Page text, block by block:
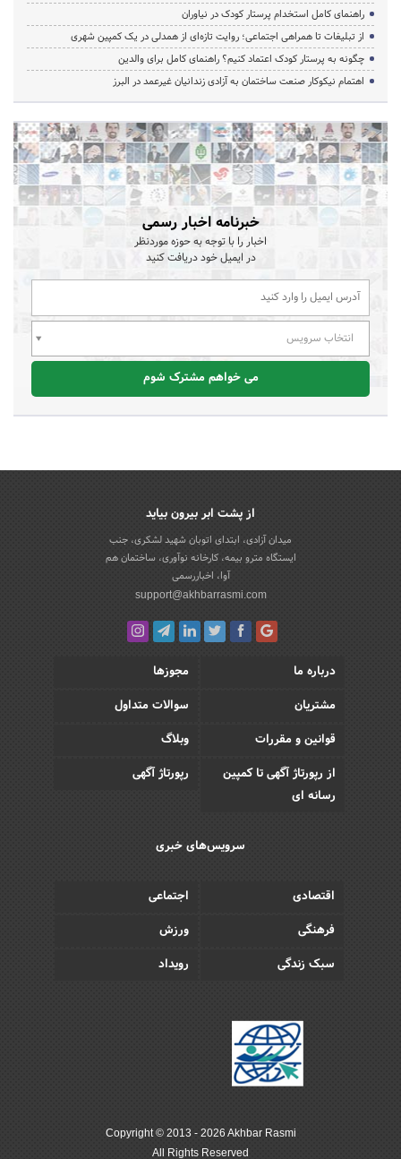
راهنمای کامل استخدام پرستار کودک در نیاوران
از تبلیغات تا همراهی اجتماعی؛ روایت تازه‌ای از همدلی در یک کمپین شهری
چگونه به پرستار کودک اعتماد کنیم؟ راهنمای کامل برای والدین
اهتمام نیکوکار صنعت ساختمان به آزادی زندانیان غیرعمد در البرز
خبرنامه اخبار رسمی
اخبار را با توجه به حوزه موردنظر
در ایمیل خود دریافت کنید
انتخاب سرویس
می خواهم مشترک شوم
از پشت ابر بیرون بیاید
میدان آزادی، ابتدای اتوبان شهید لشکری، جنب
ایستگاه مترو بیمه، کارخانه نوآوری، ساختمان هم
آوا، اخباررسمی
support@akhbarrasmi.com
درباره ما
مجوزها
مشتریان
سوالات متداول
قوانین و مقررات
وبلاگ
از رپورتاژ آگهی تا کمپین
رسانه ای
رپورتاژ آگهی
سرویس‌های خبری
اقتصادی
اجتماعی
فرهنگی
ورزش
سبک زندگی
رویداد
Copyright © 2013 - 2026 Akhbar Rasmi
All Rights Reserved